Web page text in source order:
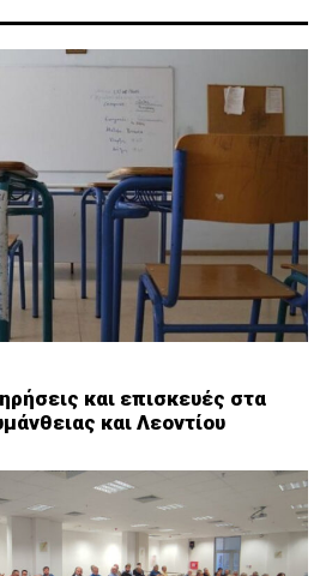
και επισκευές στα
και Λεοντίου